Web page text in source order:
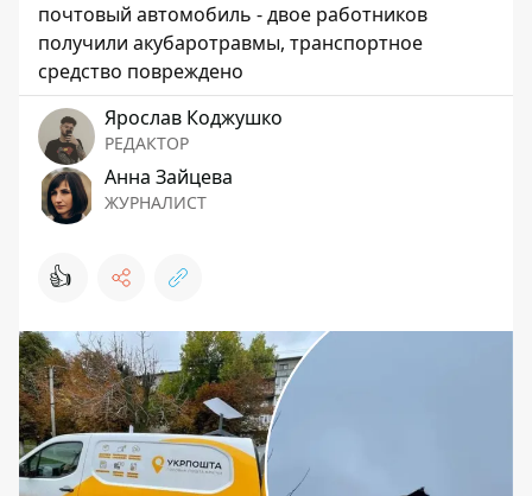
почтовый автомобиль - двое работников
получили акубаротравмы, транспортное
средство повреждено
Ярослав Коджушко
РЕДАКТОР
Анна Зайцева
ЖУРНАЛИСТ
👍